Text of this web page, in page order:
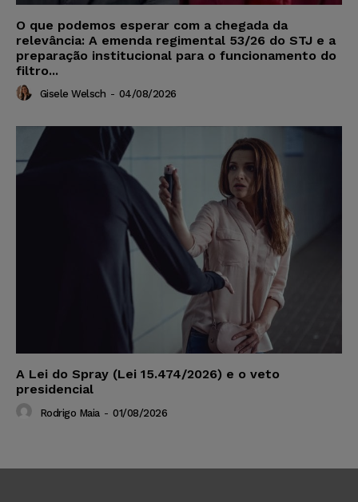
O que podemos esperar com a chegada da
relevância: A emenda regimental 53/26 do STJ e a
preparação institucional para o funcionamento do
filtro...
Gisele Welsch - 04/08/2026
A Lei do Spray (Lei 15.474/2026) e o veto
presidencial
Rodrigo Maia - 01/08/2026